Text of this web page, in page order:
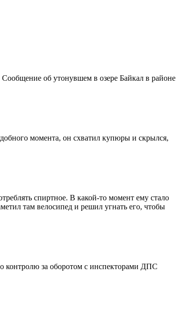
Сообщение об утонувшем в озере Байкал в районе
момента, он схватил купюры и скрылся,
спиртное. В какой-то момент ему стало
там велосипед и решил угнать его, чтобы
контролю за оборотом с инспекторами ДПС